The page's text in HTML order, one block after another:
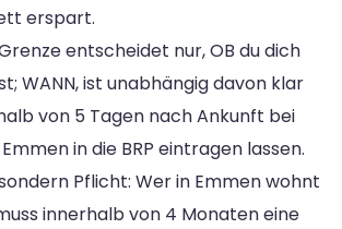
erspart.
entscheidet nur, OB du dich
WANN, ist unabhängig davon klar
von 5 Tagen nach Ankunft bei
in die BRP eintragen lassen.
Pflicht: Wer in Emmen wohnt
innerhalb von 4 Monaten eine